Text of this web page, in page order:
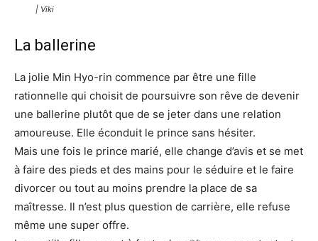
| Viki
La ballerine
La jolie Min Hyo-rin commence par être une fille
rationnelle qui choisit de poursuivre son rêve de devenir
une ballerine plutôt que de se jeter dans une relation
amoureuse. Elle éconduit le prince sans hésiter.
Mais une fois le prince marié, elle change d’avis et se met
à faire des pieds et des mains pour le séduire et le faire
divorcer ou tout au moins prendre la place de sa
maîtresse. Il n’est plus question de carrière, elle refuse
même une super offre.